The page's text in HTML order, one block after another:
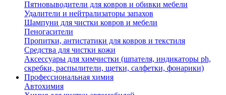
Пятновыводители для ковров и обивки мебели
Удалители и нейтрализаторы запахов
Шампуни для чистки ковров и мебели
Пеногасители
Пропитки, антистатики для ковров и текстиля
Средства для чистки кожи
Аксессуары для химчистки (шпателя, индикаторы ph,
скребки, распылители, щетки, салфетки, фонарики)
Профессиональная химия
Автохимия